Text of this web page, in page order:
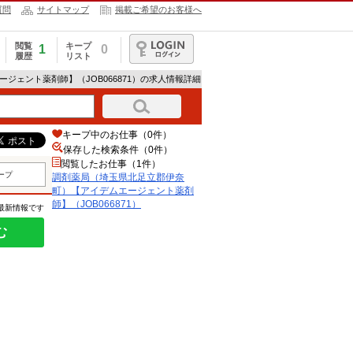
問 サイトマップ 掲載ご希望のお客様へ
閲覧
履歴
1
キープ
リスト
0
ログイン
ジェント薬剤師】（JOB066871）の求人情報詳細
プ
新情報です
キープ中のお仕事（0件）
保存した検索条件（0件）
閲覧したお仕事（1件）
調剤薬局（埼玉県北足立郡伊奈
町）【アイデムエージェント薬剤
師】（JOB066871）